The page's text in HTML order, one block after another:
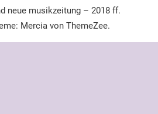
neue musikzeitung – 2018 ff.
Mercia von ThemeZee.